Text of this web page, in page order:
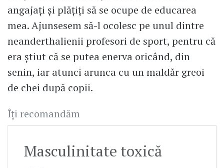
angajați și plățiți să se ocupe de educarea
mea. Ajunsesem să-l ocolesc pe unul dintre
neanderthalienii profesori de sport, pentru că
era știut că se putea enerva oricând, din
senin, iar atunci arunca cu un maldăr greoi
de chei după copii.
Îți recomandăm
Masculinitate toxică